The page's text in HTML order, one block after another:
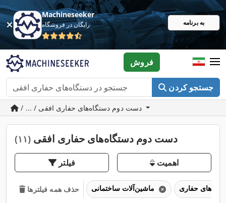
Machineseeker
رایگان در فروشگاه به برنامه
جستجو کردن
فروش
دست دوم دستگاه‌های حفاری افقی (۱۱)
فیلتر اهمیت
حذف همه فیلترها